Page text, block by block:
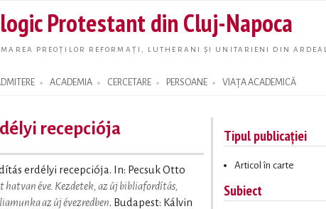
main
content
Protestant din Cluj-Napoca
PREOȚILOR REFORMAȚI, LUTHERANI ȘI UNITARIENI DIN ARDEAL
ACADEMIA CERCETARE PERSOANE VIAȚA ACADEMICĂ
recepciója
erdélyi recepciója. In: Pecsuk Otto
éve. Kezdetek, az új bibliafordítás,
az új évezredben. Budapest: Kálvin
Tipul publicației
Articol în carte
Subiect